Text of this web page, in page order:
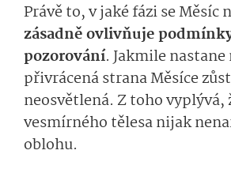
Právě to, v jaké fázi se Měsíc
zásadně ovlivňuje
pozorování. Jakmile nastane
přivrácená strana Měsíce
neosvětlená. Z toho
vesmírného tělesa nijak
oblohu.